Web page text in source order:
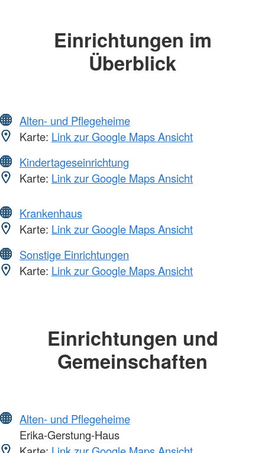
Einrichtungen im
Überblick
Alten- und Pflegeheime
Karte: Link zur Google Maps Ansicht
Kindertageseinrichtung
Karte: Link zur Google Maps Ansicht
Krankenhaus
Karte: Link zur Google Maps Ansicht
Sonstige Einrichtungen
Karte: Link zur Google Maps Ansicht
Einrichtungen und
Gemeinschaften
Alten- und Pflegeheime
Erika-Gerstung-Haus